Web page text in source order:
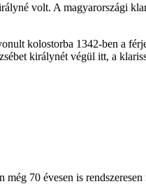
volt. A magyarországi
kolostorba 1342-ben a
királynét végül itt, a
70 évesen is rendszeresen